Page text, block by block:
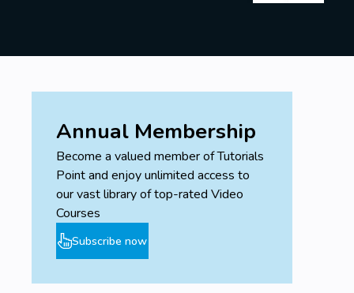
Annual Membership
Become a valued member of Tutorials
Point and enjoy unlimited access to
our vast library of top-rated Video
Courses
Subscribe now